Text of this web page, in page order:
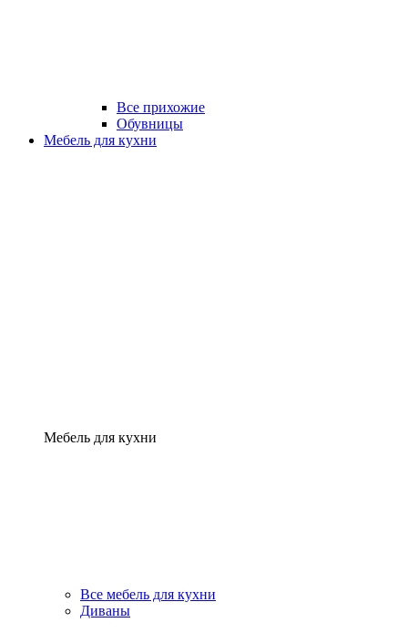
Все прихожие
Обувницы
Мебель для кухни
Мебель для кухни
Все мебель для кухни
Диваны